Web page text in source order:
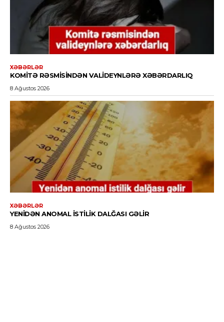
XƏBƏRLƏR
KOMITƏ RƏSMISINDƏN VALIDEYNLƏRƏ XƏBƏRDARLIQ
8 Ağustos 2026
XƏBƏRLƏR
YENIDƏN ANOMAL ISTILIK DALĞASI GƏLIR
8 Ağustos 2026